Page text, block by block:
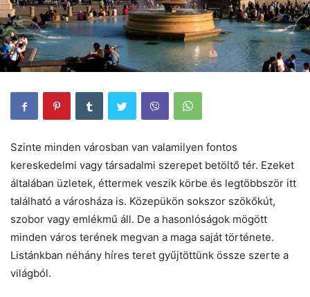
Szinte minden városban van valamilyen fontos
kereskedelmi vagy társadalmi szerepet betöltő tér. Ezeket
általában üzletek, éttermek veszik körbe és legtöbbször itt
található a városháza is. Közepükön sokszor szökőkút,
szobor vagy emlékmű áll. De a hasonlóságok mögött
minden város terének megvan a maga saját története.
Listánkban néhány híres teret gyűjtöttünk össze szerte a
világból.